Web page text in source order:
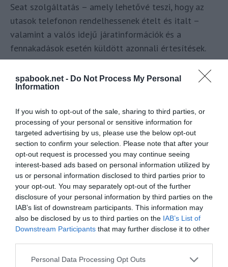
spabook.net - Do Not Process My Personal
Information
If you wish to opt-out of the sale, sharing to third parties, or
processing of your personal or sensitive information for
targeted advertising by us, please use the below opt-out
section to confirm your selection. Please note that after your
opt-out request is processed you may continue seeing
interest-based ads based on personal information utilized by
us or personal information disclosed to third parties prior to
your opt-out. You may separately opt-out of the further
disclosure of your personal information by third parties on the
IAB’s list of downstream participants. This information may
also be disclosed by us to third parties on the IAB’s List of
Downstream Participants that may further disclose it to other
Please note that this website/app uses one or more Google
Personal Data Processing Opt Outs
Seat szolgáltatás – amely lehetővé teszi, hogy az
utasok telefonon rendelhessenek ételt és italt –
valamint a valós idejű járatinformációk és a
fennakadások esetén küldött azonnali értesítések.
gyorsabb, okosabb és zöldebb utazást kínálunk utasainknak,
igénybe vehetnek.”
– mondta Dara Brady, a Ryanair marketingigazgatója